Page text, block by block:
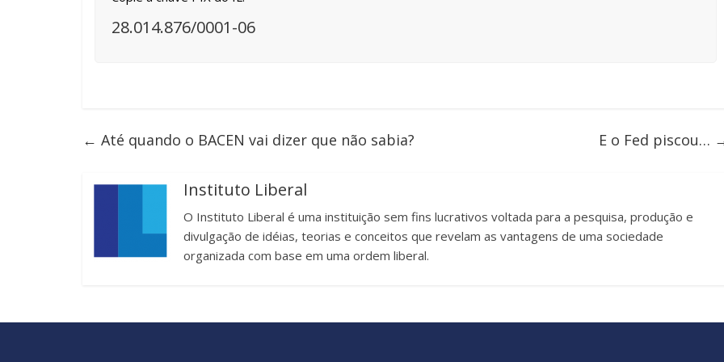
28.014.876/0001-06
← Até quando o BACEN vai dizer que não sabia? E o Fed piscou…
Instituto Liberal
O Instituto Liberal é uma instituição sem fins lucrativos voltada para a pesquisa, produção e
divulgação de idéias, teorias e conceitos que revelam as vantagens de uma sociedade
organizada com base em uma ordem liberal.